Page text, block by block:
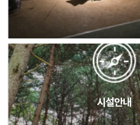
시설안내